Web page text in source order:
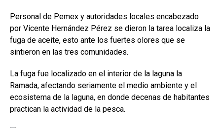
Personal de Pemex y autoridades locales encabezado
por Vicente Hernández Pérez se dieron la tarea localiza la
fuga de aceite, esto ante los fuertes olores que se
sintieron en las tres comunidades.
La fuga fue localizado en el interior de la laguna la
Ramada, afectando seriamente el medio ambiente y el
ecosistema de la laguna, en donde decenas de habitantes
practican la actividad de la pesca.